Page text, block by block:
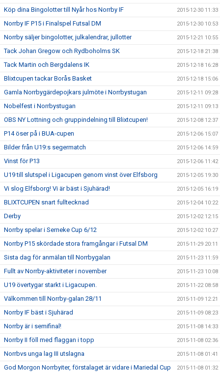
Köp dina Bingolotter till Nyår hos Norrby IF 2015-12-30 11:33
Norrby IF P15 i Finalspel Futsal DM 2015-12-30 10:53
Norrby säljer bingolotter, julkalendrar, jullotter 2015-12-21 10:55
Tack Johan Gregow och Rydboholms SK 2015-12-18 21:38
Tack Martin och Bergdalens IK 2015-12-18 16:28
Blixtcupen tackar Borås Basket 2015-12-18 15:06
Gamla Norrbygärdepojkars julmöte i Norrbystugan 2015-12-11 09:28
Nobelfest i Norrbystugan 2015-12-11 09:13
OBS NY Lottning och gruppindelning till Blixtcupen! 2015-12-08 12:37
P14 öser på i BUA-cupen 2015-12-06 15:07
Bilder från U19:s segermatch 2015-12-06 14:59
Vinst för P13 2015-12-06 11:42
U19 till slutspel i Ligacupen genom vinst över Elfsborg 2015-12-05 19:30
Vi slog Elfsborg! Vi är bäst i Sjuhärad! 2015-12-05 16:19
BLIXTCUPEN snart fulltecknad 2015-12-04 10:22
Derby 2015-12-02 12:15
Norrby spelar i Serneke Cup 6/12 2015-12-02 10:27
Norrby P15 skördade stora framgångar i Futsal DM 2015-11-29 20:11
Sista dag för anmälan till Norrbygalan 2015-11-23 11:59
Fullt av Norrby-aktiviteter i november 2015-11-23 10:08
U19 övertygar starkt i Ligacupen. 2015-11-22 08:58
Välkommen till Norrby-galan 28/11 2015-11-09 12:21
Norrby IF bäst i Sjuhärad 2015-11-09 08:23
Norrby är i semifinal! 2015-11-08 14:33
Norrby II föll med flaggan i topp 2015-11-08 02:36
Norrbvs unga lag III utslagna 2015-11-08 01:41
God Morgon Norrbyiter, förstalaget är vidare i Mariedal Cup 2015-11-08 01:32